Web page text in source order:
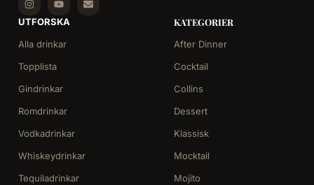
UTFORSKA
Alla drinkar
Topplista
Gindrinkar
Romdrinkar
Vodkadrinkar
Whiskeydrinkar
Tequiladrinkar
KATEGORIER
After Dinner
Cocktail
Collins
Dessert
Klassisk
Mocktail
Mojito